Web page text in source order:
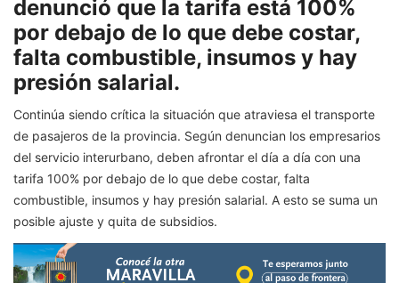
denunció que la tarifa está 100%
por debajo de lo que debe costar,
falta combustible, insumos y hay
presión salarial.
Continúa siendo crítica la situación que atraviesa el transporte
de pasajeros de la provincia. Según denuncian los empresarios
del servicio interurbano, deben afrontar el día a día con una
tarifa 100% por debajo de lo que debe costar, falta
combustible, insumos y hay presión salarial. A esto se suma un
posible ajuste y quita de subsidios.